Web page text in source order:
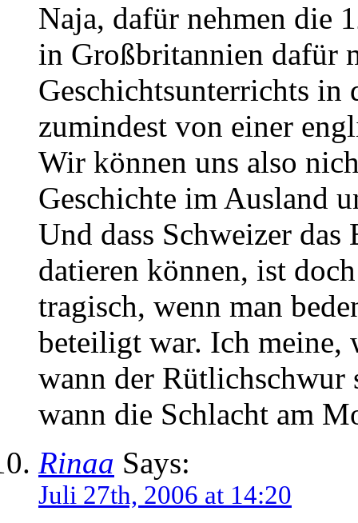
Naja, dafür nehmen die
in Großbritannien dafür
Geschichtsunterrichts in
zumindest von einer
Wir können uns also
Geschichte im Ausland
Und dass Schweizer
datieren können, ist
tragisch, wenn man
beteiligt war. Ich meine,
wann der Rütlichschwur
wann die Schlacht am
Rinaa Says:
Juli 27th, 2006 at 14:20